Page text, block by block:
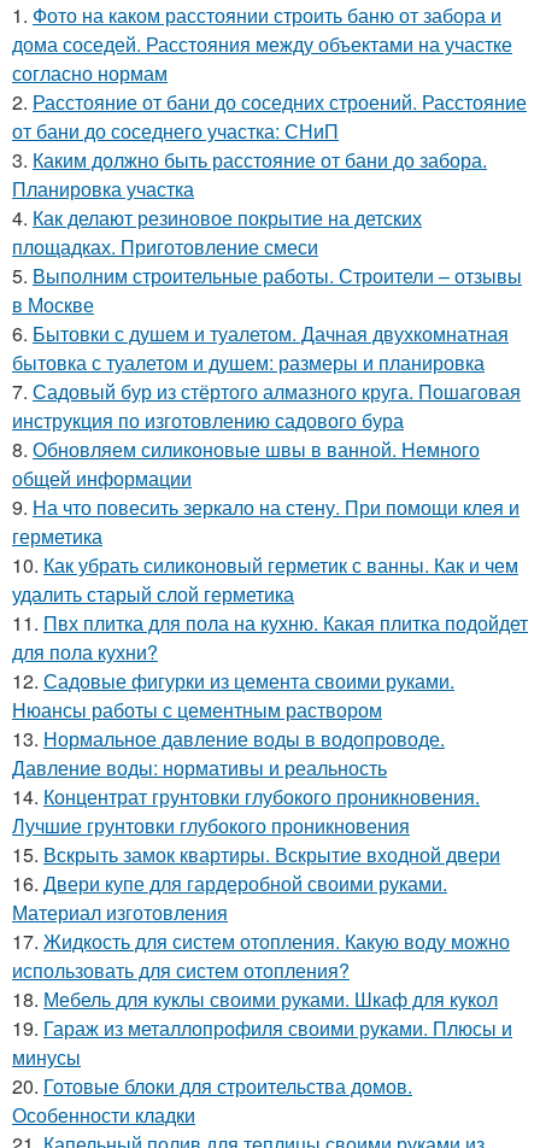
1. Фото на каком расстоянии строить баню от забора и
дома соседей. Расстояния между объектами на участке
согласно нормам
2. Расстояние от бани до соседних строений. Расстояние
от бани до соседнего участка: СНиП
3. Каким должно быть расстояние от бани до забора.
Планировка участка
4. Как делают резиновое покрытие на детских
площадках. Приготовление смеси
5. Выполним строительные работы. Строители – отзывы
в Москве
6. Бытовки с душем и туалетом. Дачная двухкомнатная
бытовка с туалетом и душем: размеры и планировка
7. Садовый бур из стёртого алмазного круга. Пошаговая
инструкция по изготовлению садового бура
8. Обновляем силиконовые швы в ванной. Немного
общей информации
9. На что повесить зеркало на стену. При помощи клея и
герметика
10. Как убрать силиконовый герметик с ванны. Как и чем
удалить старый слой герметика
11. Пвх плитка для пола на кухню. Какая плитка подойдет
для пола кухни?
12. Садовые фигурки из цемента своими руками.
Нюансы работы с цементным раствором
13. Нормальное давление воды в водопроводе.
Давление воды: нормативы и реальность
14. Концентрат грунтовки глубокого проникновения.
Лучшие грунтовки глубокого проникновения
15. Вскрыть замок квартиры. Вскрытие входной двери
16. Двери купе для гардеробной своими руками.
Материал изготовления
17. Жидкость для систем отопления. Какую воду можно
использовать для систем отопления?
18. Мебель для куклы своими руками. Шкаф для кукол
19. Гараж из металлопрофиля своими руками. Плюсы и
минусы
20. Готовые блоки для строительства домов.
Особенности кладки